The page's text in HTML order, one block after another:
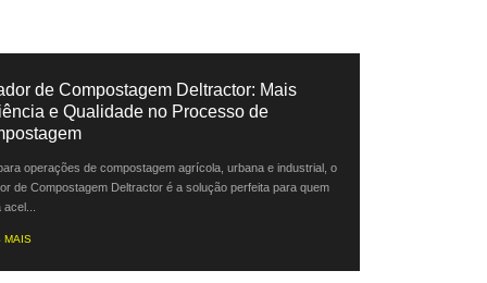
de Compostagem Deltractor: Mais
e Qualidade no Processo de
operações de compostagem agrícola, urbana e industrial, o
de Compostagem Deltractor é a solução perfeita para quem
MAIS